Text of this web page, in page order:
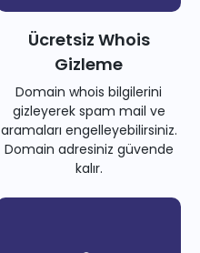
Ücretsiz Whois
Gizleme
Domain whois bilgilerini
gizleyerek spam mail ve
aramaları engelleyebilirsiniz.
Domain adresiniz güvende
kalır.